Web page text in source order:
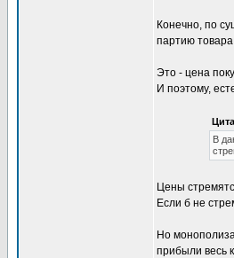
Конечно, по
партию
Это - цена
И поэтому,
В
Цены
Если б не
Но
прибыли весь